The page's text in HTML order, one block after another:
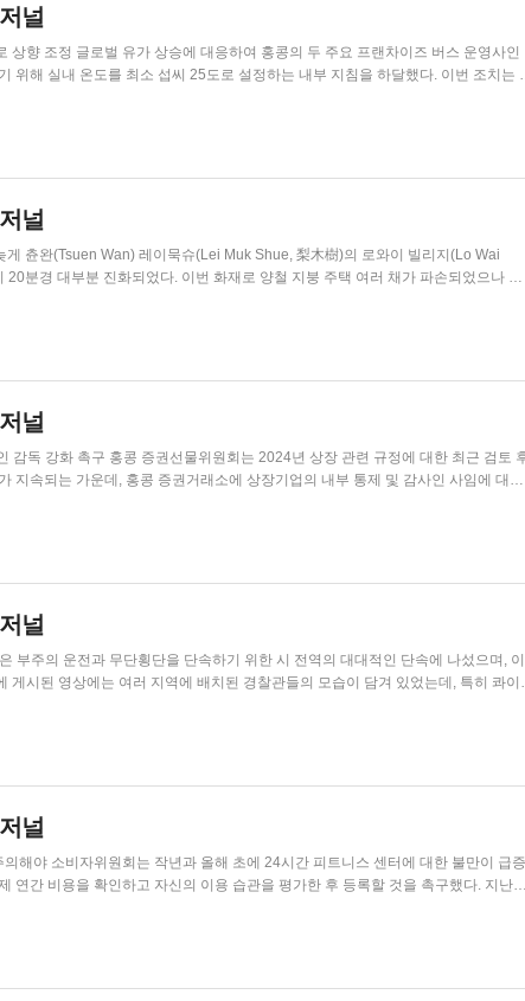
널
차이즈 버스 운영사인
내 온도를 최소 섭씨 25도로 설정하는 내부 지침을 하달했다. 이번 조치는 중
들의 압박이 커지는 가운데 나온 것이다. 온라인에 유포된 내부 공지
널
분경 대부분 진화되었다. 이번 화재로 양철 지붕 주택 여러 채가 파손되었으나 인
에서 발생한 이번 화재에 대해 방화 혐의점은 없는 것으로 보인다고 밝혔다. 불은
널
관련 규정에 대한 최근 검토 후,
지속되는 가운데, 홍콩 증권거래소에 상장기업의 내부 통제 및 감사인 사임에 대한
널
한 영상에서는 한 여성이 불법 횡단으로 교통경찰에게 제지당하고 벌금을 부과받는
널
한 불만이 급증
간 비용을 확인하고 자신의 이용 습관을 평가한 후 등록할 것을 촉구했다. 지난해
관련하여 사상 최고치인 155건의 불만을 접수했는데, 이는 전년 대비 86.7% 급증한